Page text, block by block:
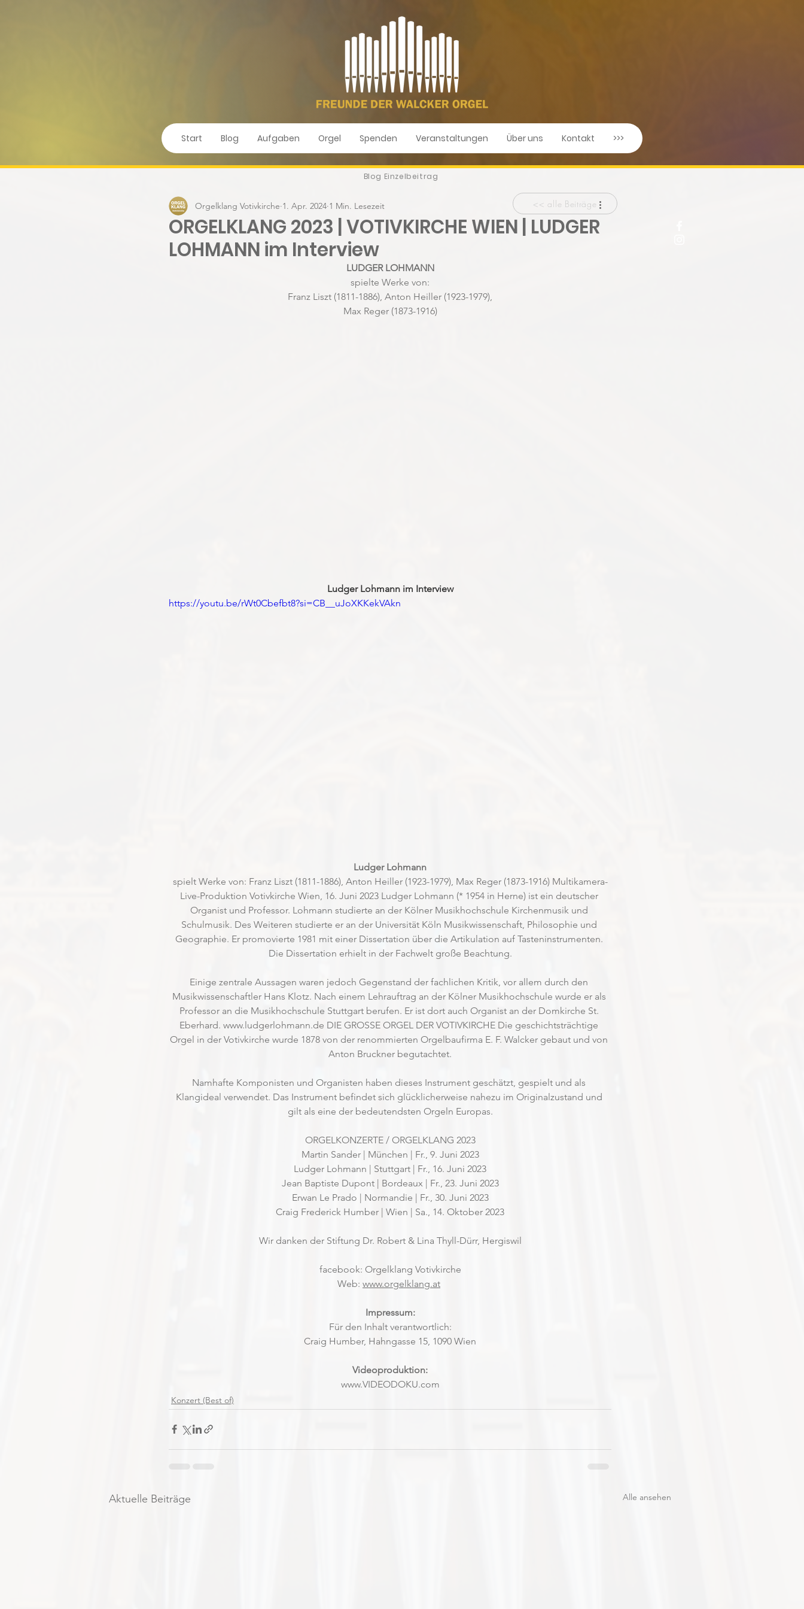
Start Blog Aufgaben Orgel Spenden Veranstaltungen Über uns Kontakt >>>
Blog Einzelbeitrag
ORGELKLANG 2023 | VOTIVKIRCHE WIEN | LUDGER
LOHMANN im Interview
Orgelklang Votivkirche 1. Apr. 2024 1 Min. Lesezeit
LUDGER LOHMANN
spielte Werke von:
Franz Liszt (1811-1886), Anton Heiller (1923-1979),
Max Reger (1873-1916)
Ludger Lohmann im Interview
https://youtu.be/rWt0Cbefbt8?si=CB__uJoXKKekVAkn
Ludger Lohmann
spielt Werke von: Franz Liszt (1811-1886), Anton Heiller (1923-1979), Max Reger (1873-1916) Multikamera-
Live-Produktion Votivkirche Wien, 16. Juni 2023 Ludger Lohmann (* 1954 in Herne) ist ein deutscher
Organist und Professor. Lohmann studierte an der Kölner Musikhochschule Kirchenmusik und
Schulmusik. Des Weiteren studierte er an der Universität Köln Musikwissenschaft, Philosophie und
Geographie. Er promovierte 1981 mit einer Dissertation über die Artikulation auf Tasteninstrumenten.
Die Dissertation erhielt in der Fachwelt große Beachtung.
Einige zentrale Aussagen waren jedoch Gegenstand der fachlichen Kritik, vor allem durch den
Musikwissenschaftler Hans Klotz. Nach einem Lehrauftrag an der Kölner Musikhochschule wurde er als
Professor an die Musikhochschule Stuttgart berufen. Er ist dort auch Organist an der Domkirche St.
Eberhard. www.ludgerlohmann.de DIE GROSSE ORGEL DER VOTIVKIRCHE Die geschichtsträchtige
Orgel in der Votivkirche wurde 1878 von der renommierten Orgelbaufirma E. F. Walcker gebaut und von
Anton Bruckner begutachtet.
Namhafte Komponisten und Organisten haben dieses Instrument geschätzt, gespielt und als
Klangideal verwendet. Das Instrument befindet sich glücklicherweise nahezu im Originalzustand und
gilt als eine der bedeutendsten Orgeln Europas.
ORGELKONZERTE / ORGELKLANG 2023
Martin Sander | München | Fr., 9. Juni 2023
Ludger Lohmann | Stuttgart | Fr., 16. Juni 2023
Jean Baptiste Dupont | Bordeaux | Fr., 23. Juni 2023
Erwan Le Prado | Normandie | Fr., 30. Juni 2023
Craig Frederick Humber | Wien | Sa., 14. Oktober 2023
Wir danken der Stiftung Dr. Robert & Lina Thyll-Dürr, Hergiswil
facebook: Orgelklang Votivkirche
Web: www.orgelklang.at
Impressum:
Für den Inhalt verantwortlich:
Craig Humber, Hahngasse 15, 1090 Wien
Videoproduktion:
www.VIDEODOKU.com
Konzert (Best of)
Aktuelle Beiträge Alle ansehen
<< alle Beiträge